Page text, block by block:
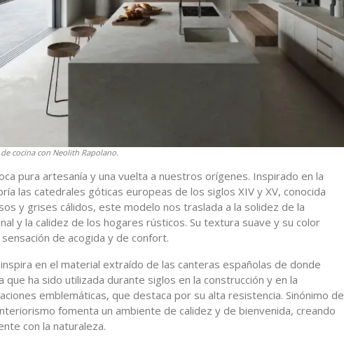
cocina con Neolith Rapolano.
pura artesanía y una vuelta a nuestros orígenes. Inspirado en la
las catedrales góticas europeas de los siglos XIV y XV, conocida
y grises cálidos, este modelo nos traslada a la solidez de la
y la calidez de los hogares rústicos. Su textura suave y su color
de acogida y de confort.
en el material extraído de las canteras españolas de donde
que ha sido utilizada durante siglos en la construcción y en la
emblemáticas, que destaca por su alta resistencia. Sinónimo de
fomenta un ambiente de calidez y de bienvenida, creando
con la naturaleza.